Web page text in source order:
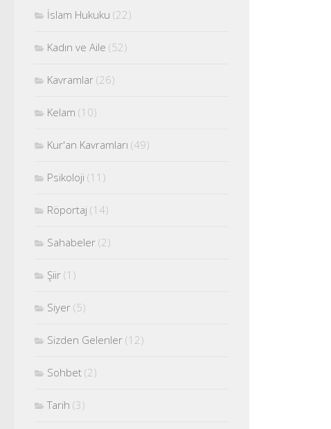
İslam Hukuku (22)
Kadın ve Aile (52)
Kavramlar (26)
Kelam (10)
Kur'an Kavramları (49)
Psikoloji (11)
Röportaj (14)
Sahabeler (2)
Şiir (1)
Siyer (5)
Sizden Gelenler (12)
Sohbet (2)
Tarih (3)